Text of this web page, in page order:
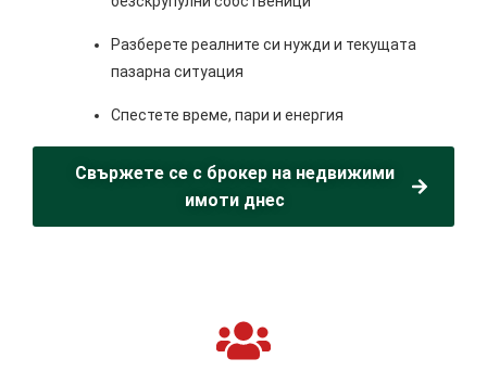
Разберете реалните си нужди и текущата
пазарна ситуация
Спестете време, пари и енергия
Свържете се с брокер на недвижими
имоти днес